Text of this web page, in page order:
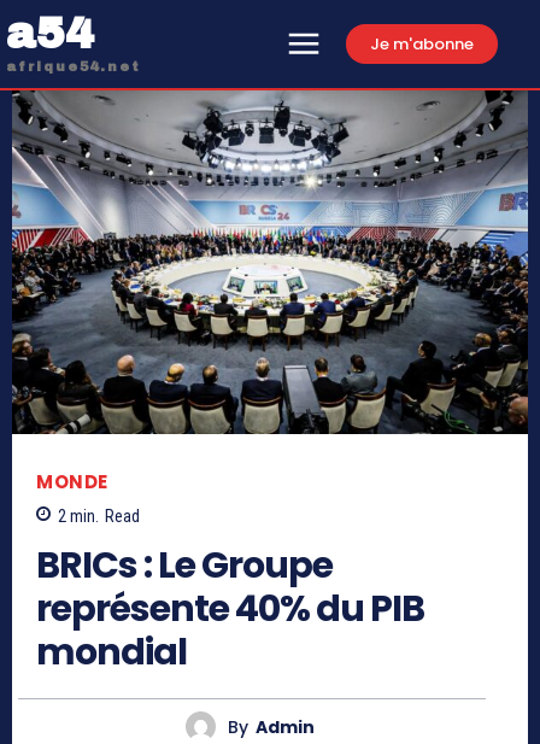
a54
afrique54.net
Je m'abonne
MONDE
2min. Read
BRICs : Le Groupe
représente 40% du PIB
mondial
By Admin